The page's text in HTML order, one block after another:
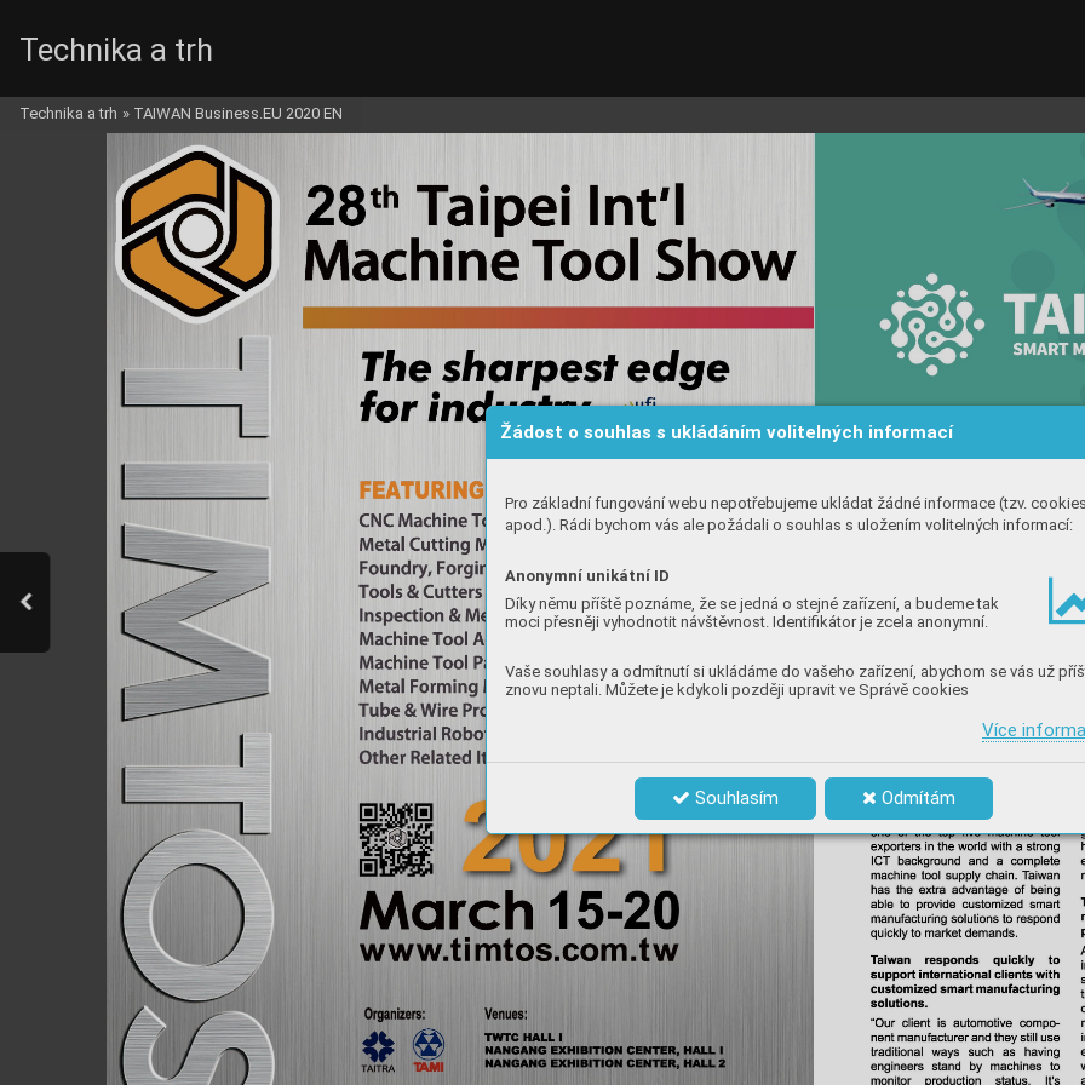
Žádost o souhlas s ukládáním volitelných informací
Pro základní fungování webu nepotřebujeme ukládat žádné informace (tzv.
apod.). Rádi bychom vás ale požádali o souhlas s uložením volitelných informací:
Anonymní unikátní ID
Díky němu příště poznáme, že se jedná o stejné zařízení, a budeme tak
moci přesněji vyhodnotit návštěvnost. Identifikátor je zcela anonymní.
Vaše souhlasy a odmítnutí si ukládáme do vašeho zařízení, abychom se vás už
znovu neptali. Můžete je kdykoli později upravit ve Správě cookies
Více
Souhlasím Odmítám
Technika a trh
Technika a trh » TAIWAN Business.EU 2020 EN